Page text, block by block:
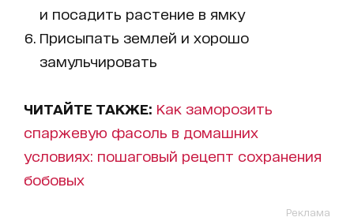
и посадить растение в ямку
Присыпать землей и хорошо
замульчировать
ЧИТАЙТЕ ТАКЖЕ: Как заморозить
спаржевую фасоль в домашних
условиях: пошаговый рецепт сохранения
бобовых
Реклама